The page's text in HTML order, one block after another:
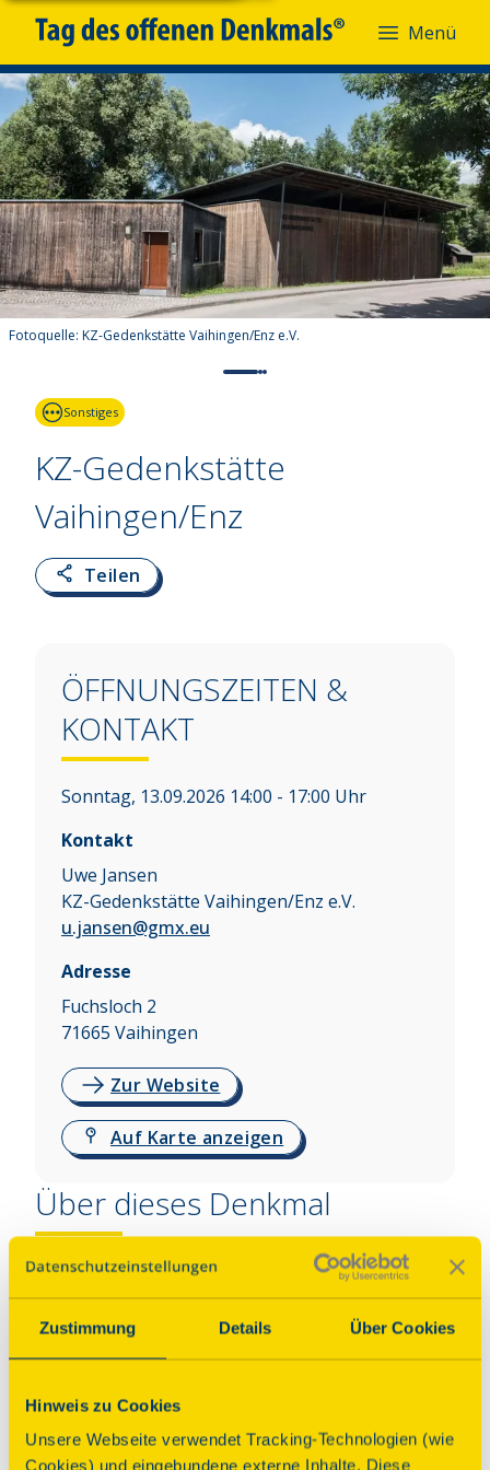
Zustimmung Details Über Cookies
Hinweis zu Cookies
Unsere Webseite verwendet Tracking-Technologien (wie
Cookies) und eingebundene externe Inhalte. Diese
Menü
Fotoquelle: KZ-Gedenkstätte Vaihingen/Enz e.V.
Sonstiges
KZ-Gedenkstätte
Vaihingen/Enz
Teilen
ÖFFNUNGSZEITEN &
KONTAKT
Sonntag, 13.09.2026 14:00 - 17:00 Uhr
Kontakt
Uwe Jansen
KZ-Gedenkstätte Vaihingen/Enz e.V.
u.jansen@gmx.eu
Adresse
Fuchsloch 2
71665 Vaihingen
Zur Website
Auf Karte anzeigen
Über dieses Denkmal
Das Konzentrationslager Vaihingen/Enz war von
August 1944 bis zur Befreiung am 7. April 1945 ein
Außenlager des KZ Natzweiler. Zweck war der Bau
Bedingungen Zwangsarbeit leisten. Später
fungierte die Anlage als Krankenlager. Über 1.500
Menschen starben. Der Trägerverein informiert in